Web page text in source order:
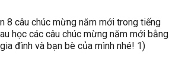
8 câu chúc mừng năm mới trong tiếng
học các câu chúc mừng năm mới bằng
đình và bạn bè của mình nhé! 1)